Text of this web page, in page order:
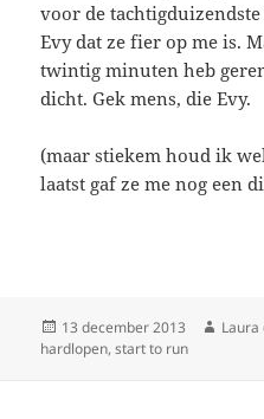
voor de
Evy dat ze fier op me is.
twintig minuten heb
dicht. Gek mens, die Evy.
(maar stiekem houd ik
laatst gaf ze me nog een
Geplaatst
op
13 december 2013 Laura
hardlopen,start to run